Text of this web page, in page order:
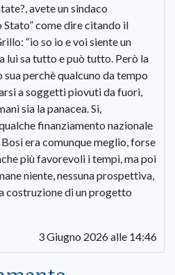
avete un sindaco
Stato” come dire citando il
“io so io e voi siente un
lui sa tutto e può tutto. Però la
sua perchè qualcuno da tempo
a soggetti piovuti da fuori,
sia la panacea. Si,
finanziamento nazionale
Bosi era comunque meglio, forse
più favorevoli i tempi, ma poi
niente, nessuna prospettiva,
costruzione di un progetto
3 Giugno 2026 alle 14:46